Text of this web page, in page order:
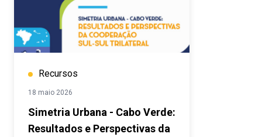
Recursos
18 maio 2026
Simetria Urbana - Cabo Verde:
Resultados e Perspectivas da